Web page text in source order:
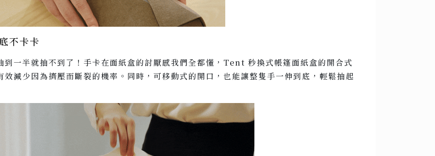
不卡卡
到一半就抽不到了！手卡在面紙盒的討厭感我們全都懂，Tent 秒換式帳篷面紙盒的開合式
減少因為擠壓而斷裂的機率。同時，可移動式的開口，也能讓整隻手一伸到底，輕鬆抽起